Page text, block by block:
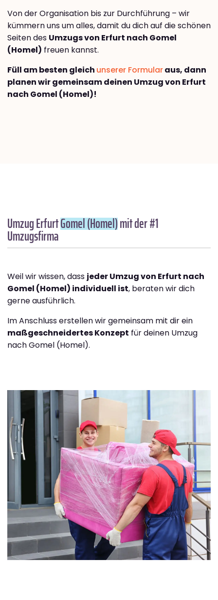
Von der Organisation bis zur Durchführung – wir
kümmern uns um alles, damit du dich auf die schönen
Seiten des Umzugs von Erfurt nach Gomel
(Homel) freuen kannst.
Füll am besten gleich unserer Formularaus, dann
planen wir gemeinsam deinen Umzug von Erfurt
nach Gomel (Homel)!
Umzug ErfurtGomel (Homel)mit der #1
Umzugsfirma
Weil wir wissen, dass jeder Umzug von Erfurt nach
Gomel (Homel) individuell ist, beraten wir dich
gerne ausführlich.
Im Anschluss erstellen wir gemeinsam mit dir ein
maßgeschneidertes Konzept für deinen Umzug
nach Gomel (Homel).